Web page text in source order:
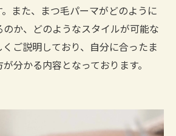
また、まつ毛パーマがどのように
か、どのようなスタイルが可能な
ご説明しており、自分に合ったま
分かる内容となっております。